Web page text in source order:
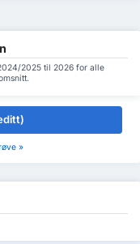
2025 til 2026 for alle
»